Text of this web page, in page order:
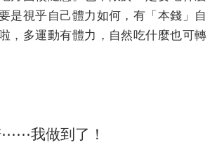
是視乎自己體力如何，有「本錢」自
，多運動有體力，自然吃什麼也可轉
我做到了！